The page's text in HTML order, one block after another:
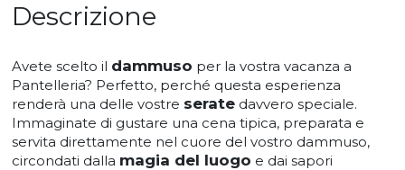
Descrizione
Avete scelto il dammuso per la vostra vacanza a
Pantelleria? Perfetto, perché questa esperienza
renderà una delle vostre serate davvero speciale.
Immaginate di gustare una cena tipica, preparata e
servita direttamente nel cuore del vostro dammuso,
circondati dalla magia del luogo e dai sapori